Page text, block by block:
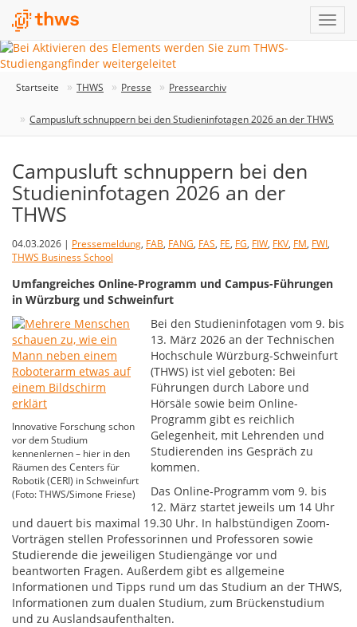
Startseite THWS Presse Pressearchiv
Campusluft schnuppern bei den Studieninfotagen 2026 an der THWS
Campusluft schnuppern bei den
Studieninfotagen 2026 an der
THWS
04.03.2026 | Pressemeldung, FAB, FANG, FAS, FE, FG, FIW, FKV, FM, FWI,
THWS Business School
Umfangreiches Online-Programm und Campus-Führungen
in Würzburg und Schweinfurt
Innovative Forschung schon
vor dem Studium
kennenlernen – hier in den
Räumen des Centers für
Robotik (CERI) in Schweinfurt
(Foto: THWS/Simone Friese)
Bei den Studieninfotagen vom 9. bis
13. März 2026 an der Technischen
Hochschule Würzburg-Schweinfurt
(THWS) ist viel geboten: Bei
Führungen durch Labore und
Hörsäle sowie beim Online-
Programm gibt es reichlich
Gelegenheit, mit Lehrenden und
Studierenden ins Gespräch zu
kommen.
Das Online-Programm vom 9. bis
12. März startet jeweils um 14 Uhr
und dauert bis maximal 19.30 Uhr. In halbstündigen Zoom-
Vorträgen stellen Professorinnen und Professoren sowie
Studierende die jeweiligen Studiengänge vor und
beantworten Fragen. Außerdem gibt es allgemeine
Informationen und Tipps rund um das Studium an der THWS,
Informationen zum dualen Studium, zum Brückenstudium
und zu Auslandsaufenthalten.